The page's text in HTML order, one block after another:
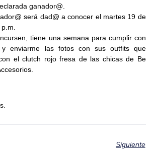
ganador@.
será dad@ a conocer el martes 19 de
tiene una semana para cumplir con
enviarme las fotos con sus outfits que
el clutch rojo fresa de las chicas de Be
Siguiente